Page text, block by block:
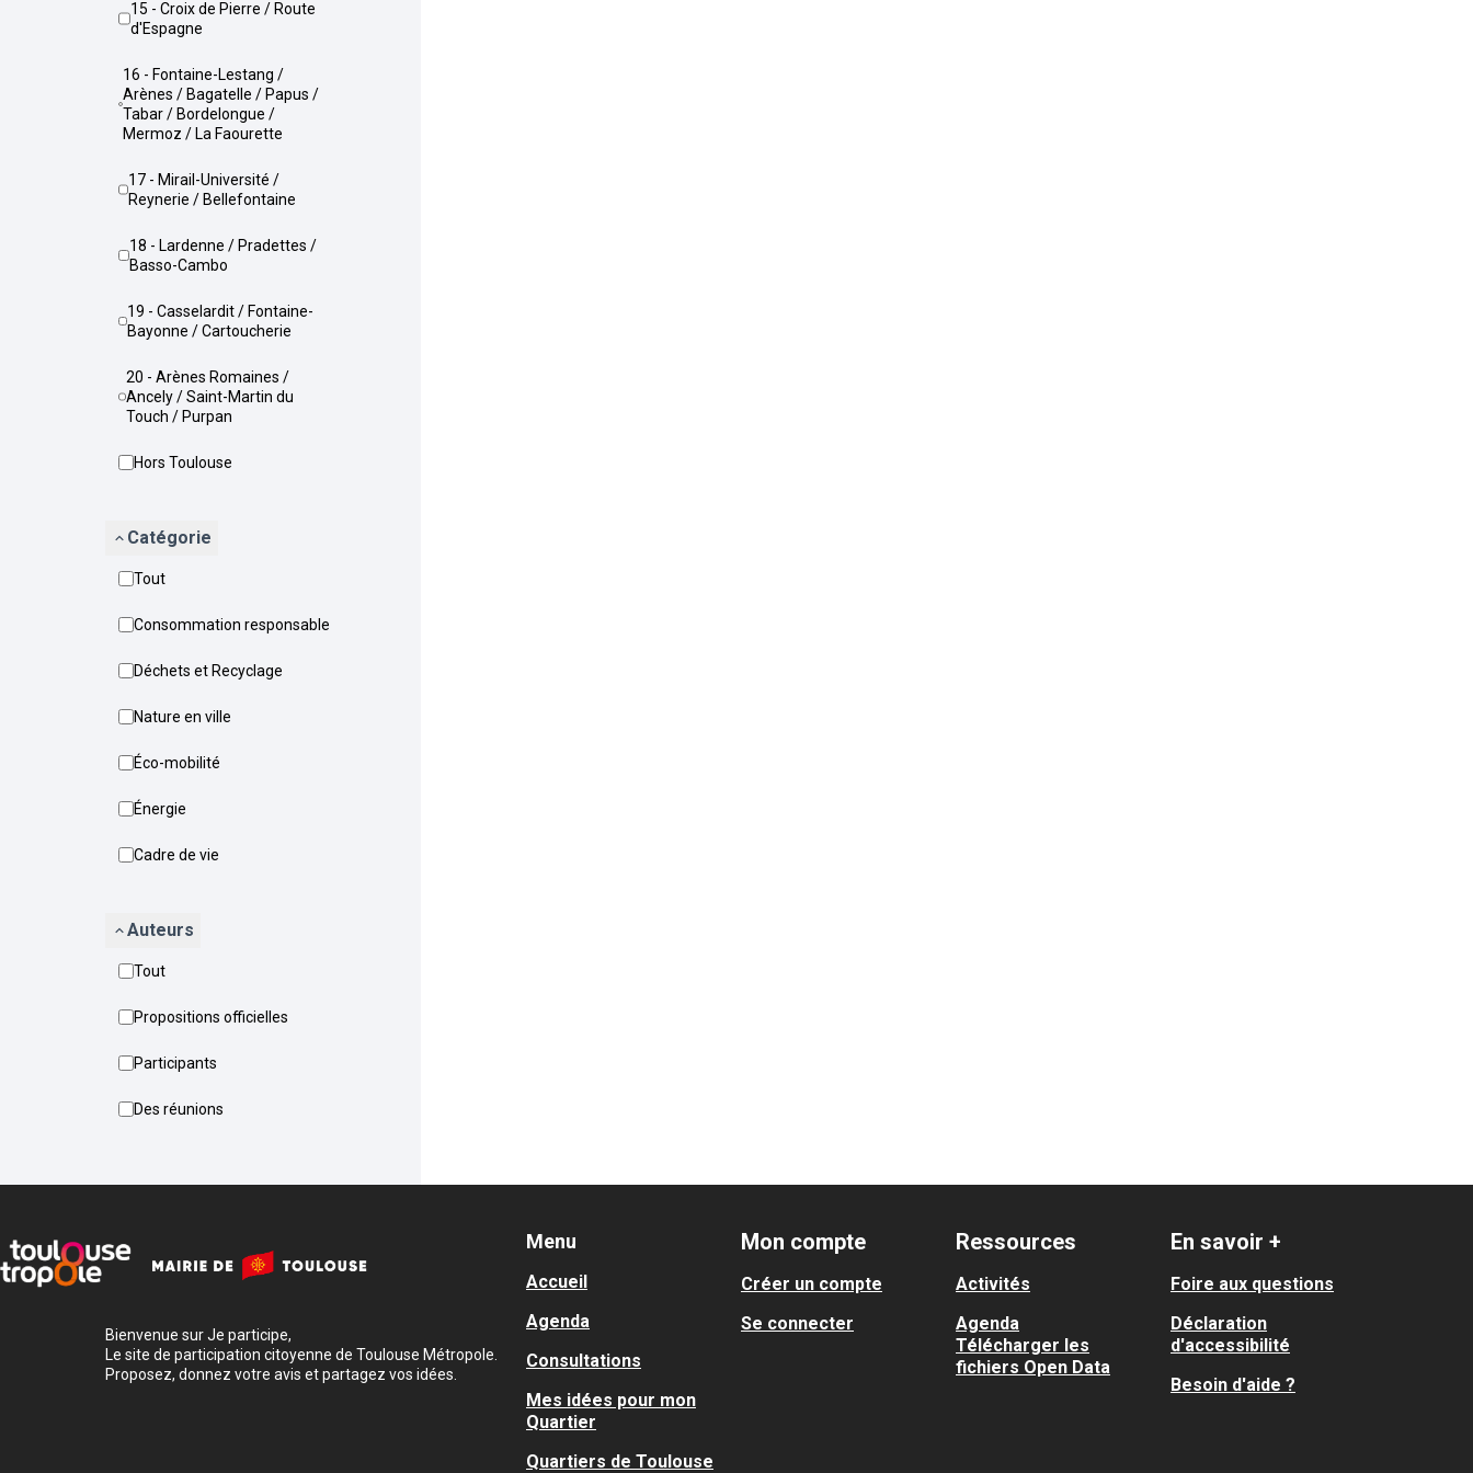
15 - Croix de Pierre / Route
d'Espagne
16 - Fontaine-Lestang /
Arènes / Bagatelle / Papus /
Tabar / Bordelongue /
Mermoz / La Faourette
17 - Mirail-Université /
Reynerie / Bellefontaine
18 - Lardenne / Pradettes /
Basso-Cambo
19 - Casselardit / Fontaine-
Bayonne / Cartoucherie
20 - Arènes Romaines /
Ancely / Saint-Martin du
Touch / Purpan
Hors Toulouse
Catégorie
Tout
Consommation responsable
Déchets et Recyclage
Nature en ville
Éco-mobilité
Énergie
Cadre de vie
Auteurs
Tout
Propositions officielles
Participants
Des réunions
Bienvenue sur Je participe,
Le site de participation citoyenne de Toulouse Métropole.
Proposez, donnez votre avis et partagez vos idées.
Menu
Accueil
Agenda
Consultations
Mes idées pour mon
Quartier
Quartiers de Toulouse
Mon compte
Créer un compte
Se connecter
Ressources
Activités
Agenda
Télécharger les
fichiers Open Data
En savoir +
Foire aux questions
Déclaration
d'accessibilité
Besoin d'aide ?